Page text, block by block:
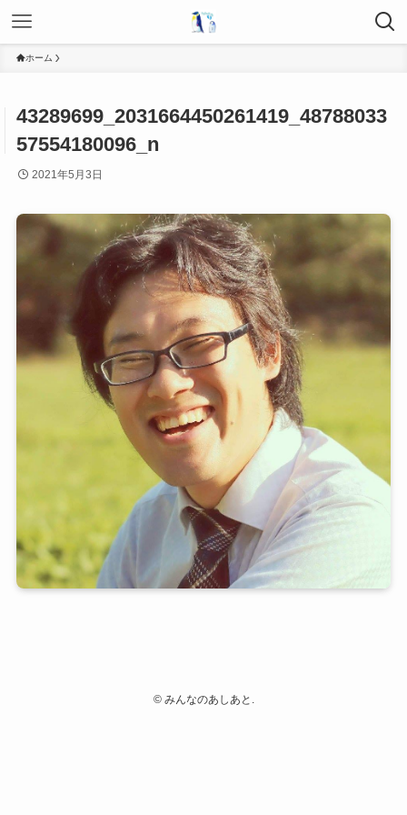
ホーム
43289699_2031664450261419_48788033
57554180096_n
2021年5月3日
©みんなのあしあと.